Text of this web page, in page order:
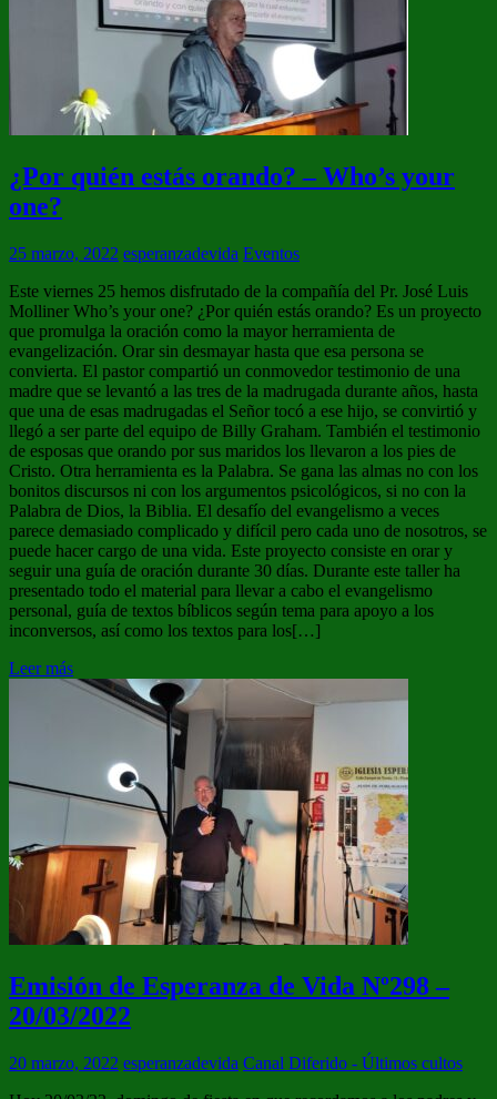
¿Por quién estás orando? – Who’s your
one?
25 marzo, 2022 esperanzadevida Eventos
Este viernes 25 hemos disfrutado de la compañía del Pr. José Luis
Molliner Who’s your one? ¿Por quién estás orando? Es un proyecto
que promulga la oración como la mayor herramienta de
evangelización. Orar sin desmayar hasta que esa persona se
convierta. El pastor compartió un conmovedor testimonio de una
madre que se levantó a las tres de la madrugada durante años, hasta
que una de esas madrugadas el Señor tocó a ese hijo, se convirtió y
llegó a ser parte del equipo de Billy Graham. También el testimonio
de esposas que orando por sus maridos los llevaron a los pies de
Cristo. Otra herramienta es la Palabra. Se gana las almas no con los
bonitos discursos ni con los argumentos psicológicos, si no con la
Palabra de Dios, la Biblia. El desafío del evangelismo a veces
parece demasiado complicado y difícil pero cada uno de nosotros, se
puede hacer cargo de una vida. Este proyecto consiste en orar y
seguir una guía de oración durante 30 días. Durante este taller ha
presentado todo el material para llevar a cabo el evangelismo
personal, guía de textos bíblicos según tema para apoyo a los
inconversos, así como los textos para los[…]
Leer más
Emisión de Esperanza de Vida Nº298 –
20/03/2022
20 marzo, 2022 esperanzadevida Canal Diferido - Últimos cultos